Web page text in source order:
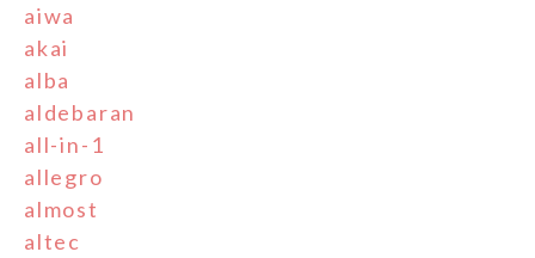
aiwa
akai
alba
aldebaran
all-in-1
allegro
almost
altec